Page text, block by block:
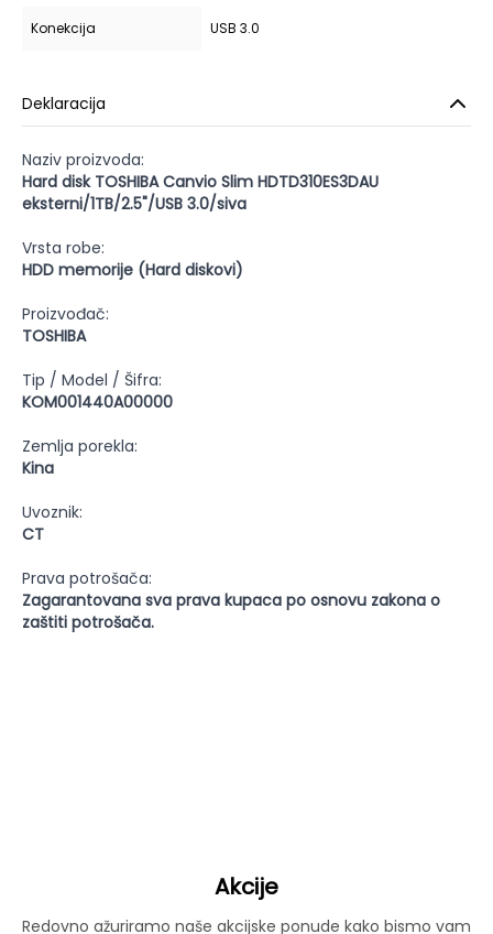
Konekcija USB 3.0
Deklaracija
Naziv proizvoda:
Hard disk TOSHIBA Canvio Slim HDTD310ES3DAU
eksterni/1TB/2.5"/USB 3.0/siva
Vrsta robe:
HDD memorije (Hard diskovi)
Proizvođač:
TOSHIBA
Tip / Model / Šifra:
KOM001440A00000
Zemlja porekla:
Kina
Uvoznik:
CT
Prava potrošača:
Zagarantovana sva prava kupaca po osnovu zakona o
zaštiti potrošača.
Akcije
Redovno ažuriramo naše akcijske ponude kako bismo vam